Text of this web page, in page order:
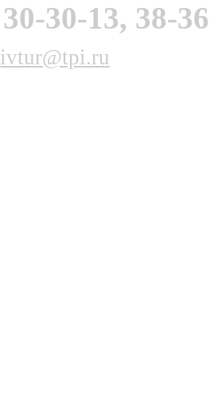
30-30-13, 38-
ivtur@tpi.ru